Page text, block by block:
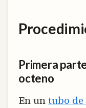
Primera
octeno
En untubo de